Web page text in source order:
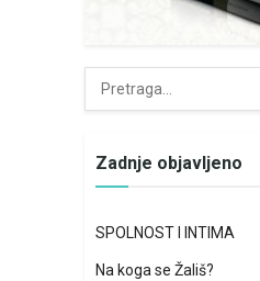
Zadnje objavljeno
SPOLNOST I INTIMA
Na koga se Žališ?